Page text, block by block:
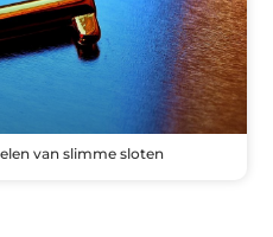
van slimme sloten